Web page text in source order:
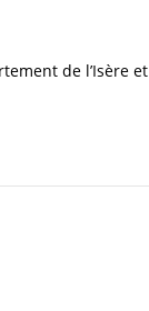
de l’Isère et